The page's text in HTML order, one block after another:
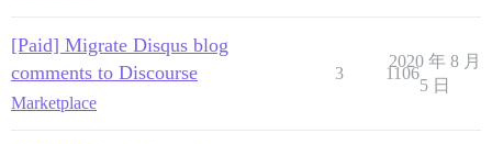
[Paid] Migrate Disqus blog
comments to Discourse
Marketplace
3 1106
2020 年 8 月
5 日